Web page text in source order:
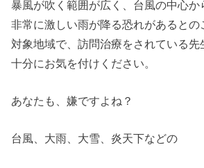
暴風が吹く範囲が広く、台風の中心か
非常に激しい雨が降る恐れがあるとの
対象地域で、訪問治療をされている先
十分にお気を付けください。
あなたも、嫌ですよね？
台風、大雨、大雪、炎天下などの